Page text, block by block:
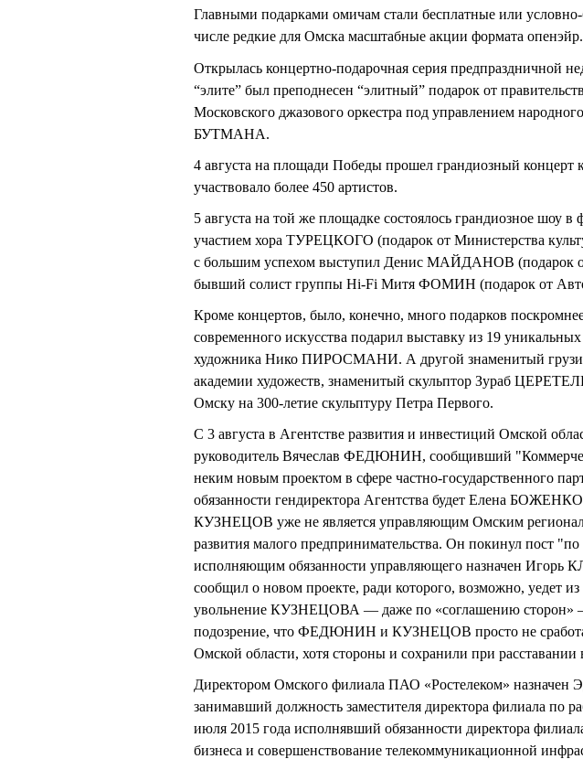
Главными подарками омичам стали бесплатные или
числе редкие для Омска масштабные акции формата опенэйр.
Открылась концертно-подарочная серия предпраздничной
“элите” был преподнесен “элитный” подарок от
Московского джазового оркестра под управлением
БУТМАНА.
4 августа на площади Победы прошел грандиозный концерт
участвовало более 450 артистов.
5 августа на той же площадке состоялось грандиозное шоу в
участием хора ТУРЕЦКОГО (подарок от Министерства
с большим успехом выступил Денис МАЙДАНОВ (подарок
бывший солист группы Hi-Fi Митя ФОМИН (подарок от
Кроме концертов, было, конечно, много подарков
современного искусства подарил выставку из 19
художника Нико ПИРОСМАНИ. А другой знаменитый
академии художеств, знаменитый скульптор Зураб
Омску на 300-летие скульптуру Петра Первого.
С 3 августа в Агентстве развития и инвестиций Омской
руководитель Вячеслав ФЕДЮНИН, сообщивший
неким новым проектом в сфере частно-государственного
обязанности гендиректора Агентства будет Елена
КУЗНЕЦОВ уже не является управляющим Омским
развития малого предпринимательства. Он покинул пост
исполняющим обязанности управляющего назначен
сообщил о новом проекте, ради которого, возможно, уедет из
увольнение КУЗНЕЦОВА — даже по «соглашению сторон»
подозрение, что ФЕДЮНИН и КУЗНЕЦОВ просто не
Омской области, хотя стороны и сохранили при
Директором Омского филиала ПАО «Ростелеком»
занимавший должность заместителя директора филиала по
июля 2015 года исполнявший обязанности директора
бизнеса и совершенствование телекоммуникационной